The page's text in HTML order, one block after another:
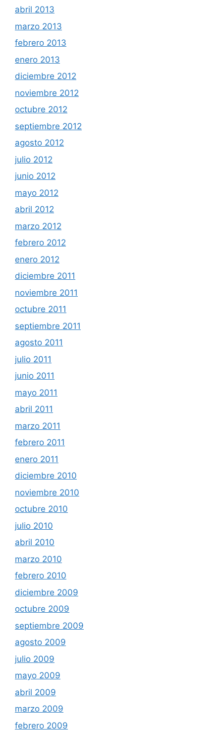
abril 2013
marzo 2013
febrero 2013
enero 2013
diciembre 2012
noviembre 2012
octubre 2012
septiembre 2012
agosto 2012
julio 2012
junio 2012
mayo 2012
abril 2012
marzo 2012
febrero 2012
enero 2012
diciembre 2011
noviembre 2011
octubre 2011
septiembre 2011
agosto 2011
julio 2011
junio 2011
mayo 2011
abril 2011
marzo 2011
febrero 2011
enero 2011
diciembre 2010
noviembre 2010
octubre 2010
julio 2010
abril 2010
marzo 2010
febrero 2010
diciembre 2009
octubre 2009
septiembre 2009
agosto 2009
julio 2009
mayo 2009
abril 2009
marzo 2009
febrero 2009